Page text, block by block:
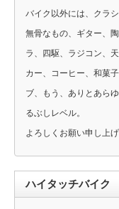
バイク以外には、クラ
無骨なもの、ギター、
ラ、四駆、ラジコン、
カー、コーヒー、和菓
ブ、もう、ありとあら
るぶしレベル。
よろしくお願い申し上げ
ハイタッチバイク